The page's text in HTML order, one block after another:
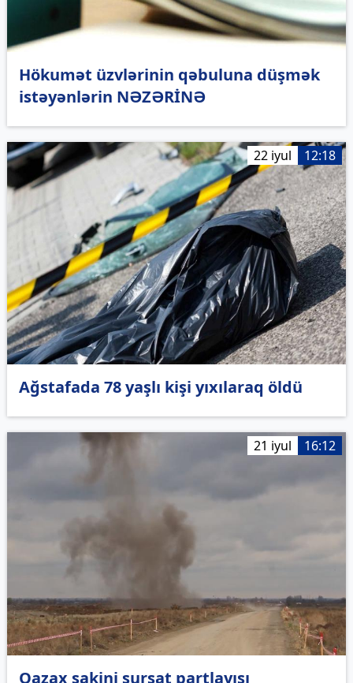
Hökumət üzvlərinin qəbuluna düşmək
istəyənlərin NƏZƏRİNƏ
22 iyul 12:18
Ağstafada 78 yaşlı kişi yıxılaraq öldü
21 iyul 16:12
Qazax sakini sursat partlayışı